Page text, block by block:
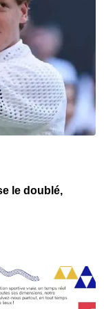
le doublé,